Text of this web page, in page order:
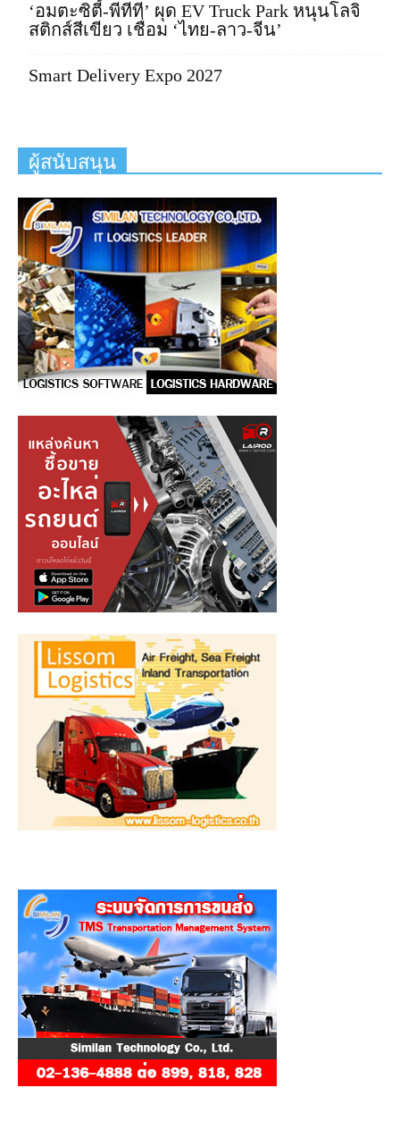
‘อมตะซิตี้-พีทีที’ ผุด EV Truck Park หนุนโลจิ
สติกส์สีเขียว เชื่อม ‘ไทย-ลาว-จีน’
Smart Delivery Expo 2027
ผู้สนับสนุน